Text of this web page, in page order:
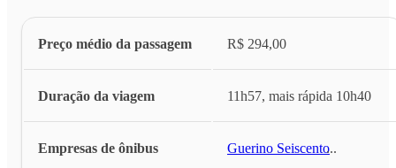
Preço médio da passagem R$ 294,00
Duração da viagem 11h57, mais rápida 10h40
Empresas de ônibus Guerino Seiscento...